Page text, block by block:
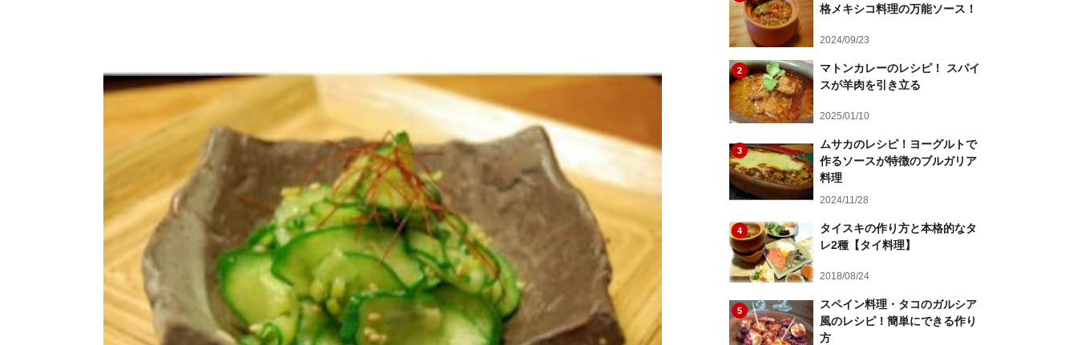
格メキシコ料理の万能ソース！
2024/09/23
2
マトンカレーのレシピ！ スパイ
スが羊肉を引き立る
2025/01/10
3
ムサカのレシピ！ヨーグルトで
作るソースが特徴のブルガリア
料理
2024/11/28
4
タイスキの作り方と本格的なタ
レ2種【タイ料理】
2018/08/24
5
スペイン料理・タコのガルシア
風のレシピ！簡単にできる作り
方